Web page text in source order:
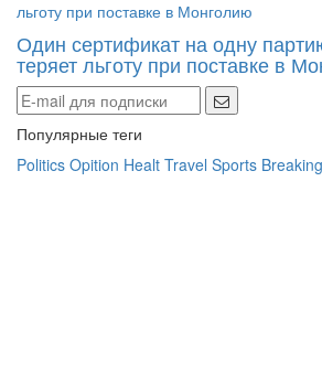
Один сертификат на одну
теряет льготу при поставке в
Популярные теги
Politics Opition Healt Travel Sports Breaking